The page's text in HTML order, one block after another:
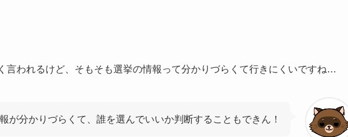
言われるけど、そもそも選挙の情報って分かりづらくて行きにくいですね…
が分かりづらくて、誰を選んでいいか判断することもできん！